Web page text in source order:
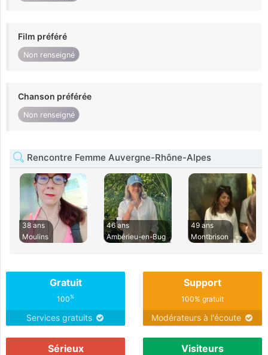
Film préféré
Non renseigné
Chanson préférée
Non renseigné
Rencontre Femme Auvergne-Rhône-Alpes
38 ans
Moulins
46 ans
Ambérieu-en-Bug
49 ans
Montbrison
Gratuit
100%
Services gratuits
Support
100% gratuit
Modérateurs à l'écoute
Sérieux Visiteurs